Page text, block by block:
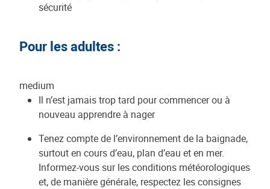
sécurité
Pour les adultes :
medium
Il n’est jamais trop tard pour commencer ou à
nouveau apprendre à nager
Tenez compte de l’environnement de la baignade,
surtout en cours d’eau, plan d’eau et en mer.
Informez-vous sur les conditions météorologiques
et, de manière générale, respectez les consignes